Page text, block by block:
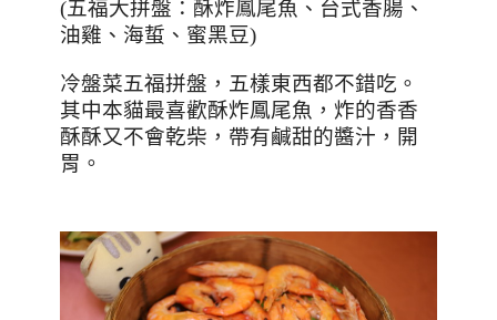
(五福大拼盤：酥炸鳳尾魚、台式香腸、
油雞、海蜇、蜜黑豆)
冷盤菜五福拼盤，五樣東西都不錯吃。
其中本貓最喜歡酥炸鳳尾魚，炸的香香
酥酥又不會乾柴，帶有鹹甜的醬汁，開
胃。